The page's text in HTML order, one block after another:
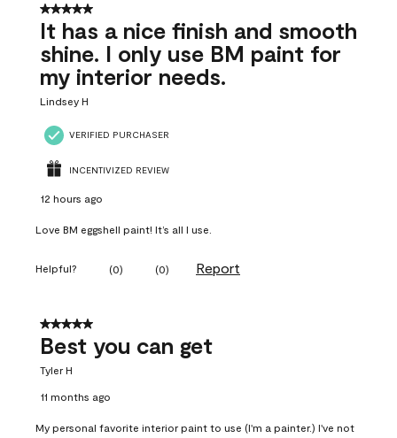
5 out of 5 stars.
It has a nice finish and smooth
shine. I only use BM paint for
my interior needs.
Lindsey H
VERIFIED PURCHASER
INCENTIVIZED REVIEW
12 hours ago
Love BM eggshell paint! It’s all I use.
Helpful? (0) (0) Report
5 out of 5 stars.
Best you can get
Tyler H
11 months ago
My personal favorite interior paint to use (I'm a painter.) I've not